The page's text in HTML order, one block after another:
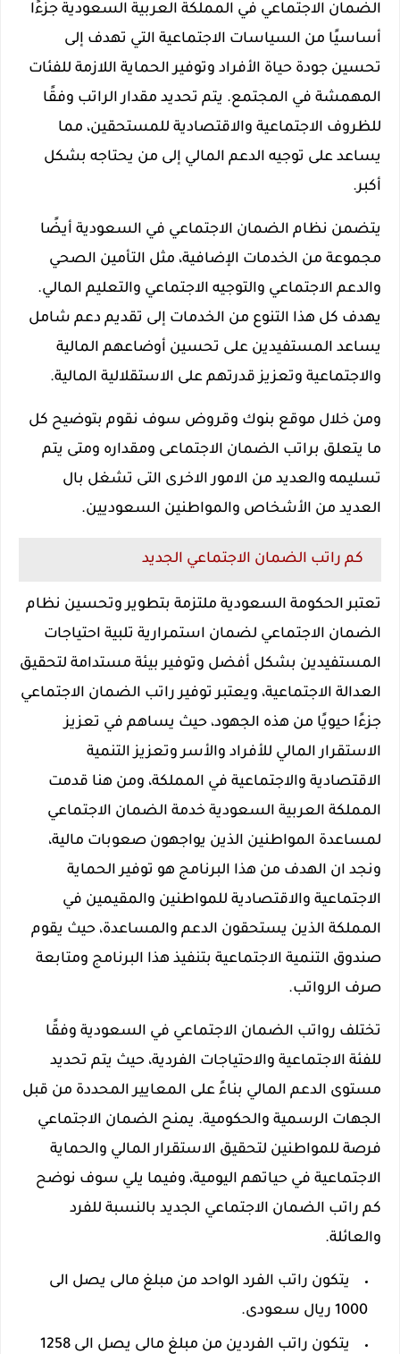
الضمان الاجتماعي في المملكة العربية السعودية جزءًا
أساسيًا من السياسات الاجتماعية التي تهدف إلى
تحسين جودة حياة الأفراد وتوفير الحماية اللازمة للفئات
المهمشة في المجتمع. يتم تحديد مقدار الراتب وفقًا
للظروف الاجتماعية والاقتصادية للمستحقين، مما
يساعد على توجيه الدعم المالي إلى من يحتاجه بشكل
أكبر.
يتضمن نظام الضمان الاجتماعي في السعودية أيضًا
مجموعة من الخدمات الإضافية، مثل التأمين الصحي
والدعم الاجتماعي والتوجيه الاجتماعي والتعليم المالي.
يهدف كل هذا التنوع من الخدمات إلى تقديم دعم شامل
يساعد المستفيدين على تحسين أوضاعهم المالية
والاجتماعية وتعزيز قدرتهم على الاستقلالية المالية.
ومن خلال موقع بنوك وقروض سوف نقوم بتوضيح كل
ما يتعلق براتب الضمان الاجتماعى ومقداره ومتى يتم
تسليمه والعديد من الامور الاخرى التى تشغل بال
العديد من الأشخاص والمواطنين السعوديين.
كم راتب الضمان الاجتماعي الجديد
تعتبر الحكومة السعودية ملتزمة بتطوير وتحسين نظام
الضمان الاجتماعي لضمان استمرارية تلبية احتياجات
المستفيدين بشكل أفضل وتوفير بيئة مستدامة لتحقيق
العدالة الاجتماعية، ويعتبر توفير راتب الضمان الاجتماعي
جزءًا حيويًا من هذه الجهود، حيث يساهم في تعزيز
الاستقرار المالي للأفراد والأسر وتعزيز التنمية
الاقتصادية والاجتماعية في المملكة، ومن هنا قدمت
المملكة العربية السعودية خدمة الضمان الاجتماعي
لمساعدة المواطنين الذين يواجهون صعوبات مالية،
ونجد ان الهدف من هذا البرنامج هو توفير الحماية
الاجتماعية والاقتصادية للمواطنين والمقيمين في
المملكة الذين يستحقون الدعم والمساعدة، حيث يقوم
صندوق التنمية الاجتماعية بتنفيذ هذا البرنامج ومتابعة
صرف الرواتب.
تختلف رواتب الضمان الاجتماعي في السعودية وفقًا
للفئة الاجتماعية والاحتياجات الفردية، حيث يتم تحديد
مستوى الدعم المالي بناءً على المعايير المحددة من قبل
الجهات الرسمية والحكومية. يمنح الضمان الاجتماعي
فرصة للمواطنين لتحقيق الاستقرار المالي والحماية
الاجتماعية في حياتهم اليومية، وفيما يلي سوف نوضح
كم راتب الضمان الاجتماعي الجديد بالنسبة للفرد
والعائلة.
يتكون راتب الفرد الواحد من مبلغ مالى يصل الى
1000 ريال سعودى.
يتكون راتب الفردين من مبلغ مالى يصل الى 1258